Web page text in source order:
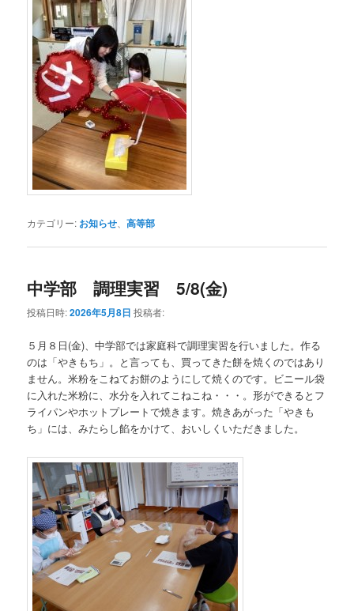
カテゴリー: お知らせ 、高等部
中学部 調理実習 5/8(金)
投稿日時:2026年5月8日 投稿者:
５月８日(金)、中学部では家庭科で調理実習を行いました。作る
のは「やきもち」。と言っても、買ってきた餅を焼くのではあり
ません。米粉をこねてお餅のようにして焼くのです。ビニール袋
に入れた米粉に、水分を入れてこねこね・・・。形ができるとフ
ライパンやホットプレートで焼きます。焼きあがった「やきも
ち」には、みたらし餡をかけて、おいしくいただきました。